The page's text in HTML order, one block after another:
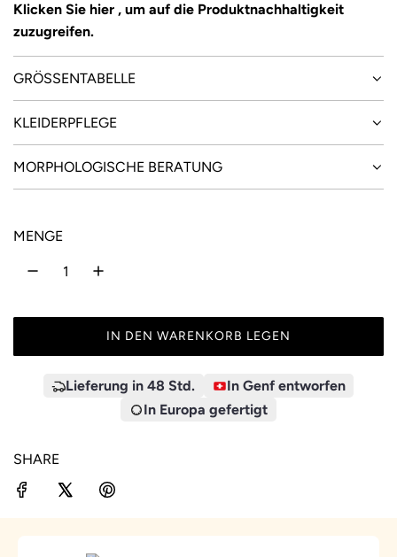
Klicken Sie hier , um auf die Produktnachhaltigkeit
zuzugreifen.
GRÖSSENTABELLE
KLEIDERPFLEGE
MORPHOLOGISCHE BERATUNG
MENGE
IN DEN WARENKORB LEGEN
L
E
Lieferung in 48 Std.
In Genf entworfen
In Europa gefertigt
SHARE